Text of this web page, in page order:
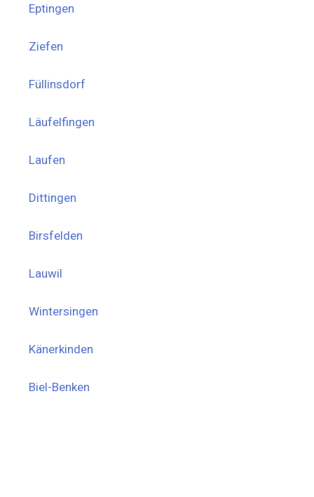
Eptingen
Ziefen
Füllinsdorf
Läufelfingen
Laufen
Dittingen
Birsfelden
Lauwil
Wintersingen
Känerkinden
Biel-Benken